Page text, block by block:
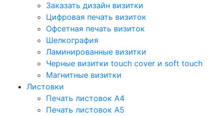
Заказать дизайн визитки
Цифровая печать визиток
Офсетная печать визиток
Шелкография
Ламинированные визитки
Черные визитки touch cover и soft touch
Магнитные визитки
Листовки
Печать листовок А4
Печать листовок А5